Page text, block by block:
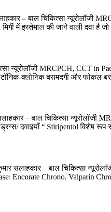
– बाल चिकित्सा
में इस्तेमाल की जाने वाली दवा
न्यूरोलॉजी MRCPCH, CCT
टॉनिक-क्लोनिक बरामदगी और
– बाल चिकित्सा
दवाइयाँ “ Stiripentol विशेष
सलाहकार – बाल चिकित्सा
Encorate Chrono, Valparin